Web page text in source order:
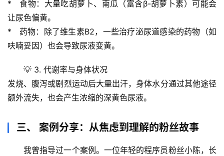
页
专
表
自
万
* 食物：大量吃胡萝卜、南瓜（富含β-胡萝卜素）可能会
让尿色偏黄。
* 药物：除了维生素B2，一些治疗泌尿道感染的药物（如
呋喃妥因）也会导致尿液变黄。
💡 3. 代谢率与身体状况
发烧、腹泻或剧烈运动后大量出汗，身体水分通过其他途径
额外流失，也会产生浓缩的深黄色尿液。
三、 案例分享：从焦虑到理解的粉丝故事
我曾指导过一个案例。一位年轻的程序员粉丝小陈，长